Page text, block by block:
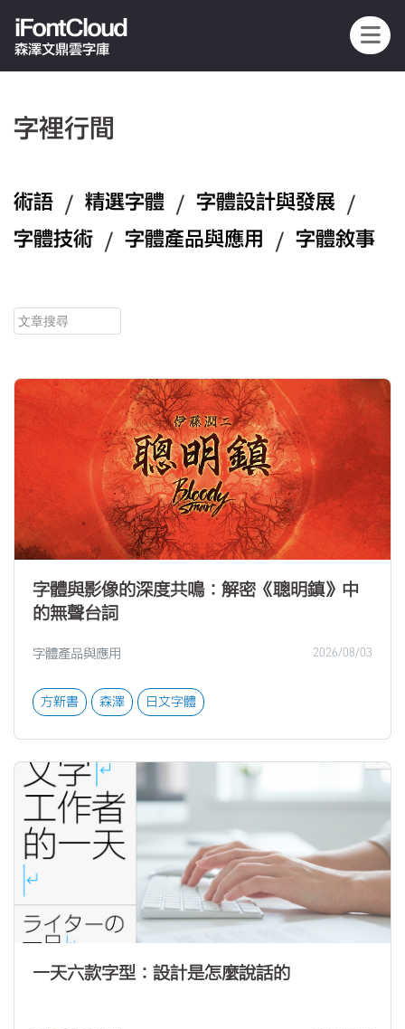
iFontCloud
森澤文鼎雲字庫
字裡行間
術語 / 精選字體 / 字體設計與發展 /
字體技術 / 字體產品與應用 / 字體敘事
字體與影像的深度共鳴：解密《聰明鎮》中
的無聲台詞
字體產品與應用 2026/08/03
方新書 森澤 日文字體
一天六款字型：設計是怎麼說話的